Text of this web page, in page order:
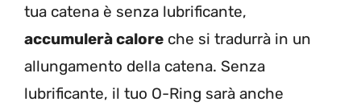
tua catena è senza lubrificante,
accumulerà calore che si tradurrà in un
allungamento della catena. Senza
lubrificante, il tuo O-Ring sarà anche